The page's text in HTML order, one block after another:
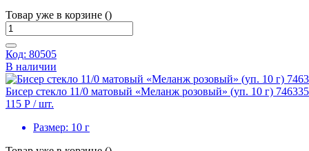
Товар уже в корзине ()
Код: 80505
В наличии
Бисер стекло 11/0 матовый «Меланж розовый» (уп. 10 г)
115 Р / шт.
Размер: 10 г